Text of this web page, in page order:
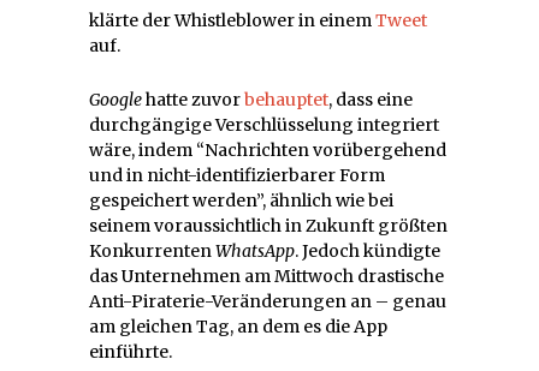
klärte der Whistleblower in einem Tweet
auf.
Googlehatte zuvorbehauptet, dass eine
durchgängige Verschlüsselung integriert
wäre, indem “Nachrichten vorübergehend
und in nicht-identifizierbarer Form
gespeichert werden”, ähnlich wie bei
seinem voraussichtlich in Zukunft größten
Konkurrenten WhatsApp. Jedoch kündigte
das Unternehmen am Mittwoch drastische
Anti-Piraterie-Veränderungen an – genau
am gleichen Tag, an dem es die App
einführte.